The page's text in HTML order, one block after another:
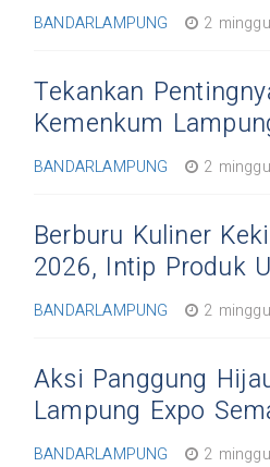
BANDARLAMPUNG 2 minggu
Tekankan
Kemenkum
BANDARLAMPUNG 2 minggu
Berburu Kuliner
2026, Intip Produk
BANDARLAMPUNG 2 minggu
Aksi Panggung
Lampung Expo
BANDARLAMPUNG 2 minggu